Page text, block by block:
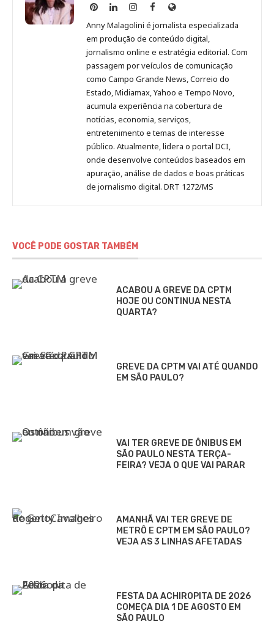
Anny
Malagolini
no
Pinterest
Anny
Malagolini
no
LinkedIn
Anny
Malagolini
no
Instagram
Anny
Malagolini
no
Facebook
Site
de
Anny
Malagolini
Anny Malagolini é jornalista especializada
em produção de conteúdo digital,
jornalismo online e estratégia editorial. Com
passagem por veículos de comunicação
como Campo Grande News, Correio do
Estado, Midiamax, Yahoo e Tempo Novo,
acumula experiência na cobertura de
notícias, economia, serviços,
entretenimento e temas de interesse
público. Atualmente, lidera o portal DCI,
onde desenvolve conteúdos baseados em
apuração, análise de dados e boas práticas
de jornalismo digital. DRT 1272/MS
VOCÊ PODE GOSTAR TAMBÉM
ACABOU A GREVE DA CPTM
HOJE OU CONTINUA NESTA
QUARTA?
GREVE DA CPTM VAI ATÉ QUANDO
EM SÃO PAULO?
VAI TER GREVE DE ÔNIBUS EM
SÃO PAULO NESTA TERÇA-
FEIRA? VEJA O QUE VAI PARAR
AMANHÃ VAI TER GREVE DE
METRÔ E CPTM EM SÃO PAULO?
VEJA AS 3 LINHAS AFETADAS
FESTA DA ACHIROPITA DE 2026
COMEÇA DIA 1 DE AGOSTO EM
SÃO PAULO